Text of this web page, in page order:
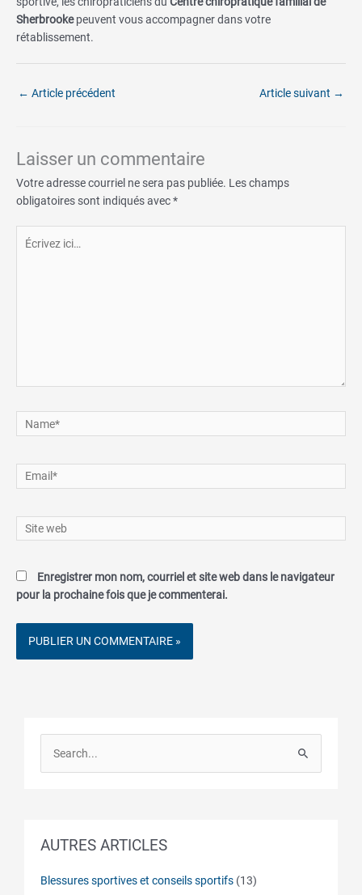
Sherbrookepeuvent vous accompagner dans votre
rétablissement.
← Article précédent Article suivant →
Laisser un commentaire
Votre adresse courriel ne sera pas publiée. Les champs
obligatoires sont indiqués avec*
ici…
Name*
Email*
Site
web
Enregistrer mon nom, courriel et site web dans le navigateur
pour la prochaine fois que je commenterai.
c
f
AUTRES ARTICLES
Blessures sportives et conseils sportifs (13)